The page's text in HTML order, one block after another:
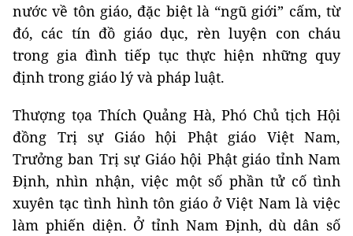
nước về tôn giáo, đặc biệt là “ngũ giới” cấm, từ
đó, các tín đồ giáo dục, rèn luyện con cháu
trong gia đình tiếp tục thực hiện những quy
định trong giáo lý và pháp luật.
Thượng tọa Thích Quảng Hà, Phó Chủ tịch Hội
đồng Trị sự Giáo hội Phật giáo Việt Nam,
Trưởng ban Trị sự Giáo hội Phật giáo tỉnh Nam
Định, nhìn nhận, việc một số phần tử cố tình
xuyên tạc tình hình tôn giáo ở Việt Nam là việc
làm phiến diện. Ở tỉnh Nam Định, dù dân số